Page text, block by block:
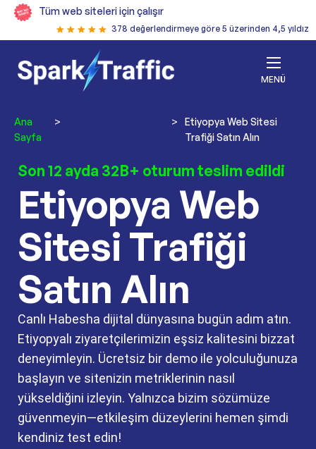
Tüm web siteleri için çalışır
378 değerlendirmeye göre 5 üzerinden 4,5 yıldız
MENÜ
Ana
Sayfa
> >
Etiyopya Web Sitesi
Trafiği Satın Alın
Son 12 ayda 32B+ oturum teslim edildi
Etiyopya Web
Sitesi Trafiği
Satın Alın
Canlı Habesha dijital dünyasına bugün adım atın.
Etiyopyalı ziyaretçilerimizin eşsiz kalitesini bizzat
deneyimleyin. Ücretsiz bir demo ile yolculuğunuza
başlayın ve sitenizin metriklerinin nasıl
yükseldiğini izleyin. Yalnızca bizim sözümüze
güvenmeyin—etkileşim düzeylerini hemen şimdi
kendiniz test edin!